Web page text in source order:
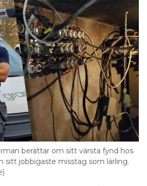
berättar om sitt värsta fynd hos
sitt jobbigaste misstag som lärling.